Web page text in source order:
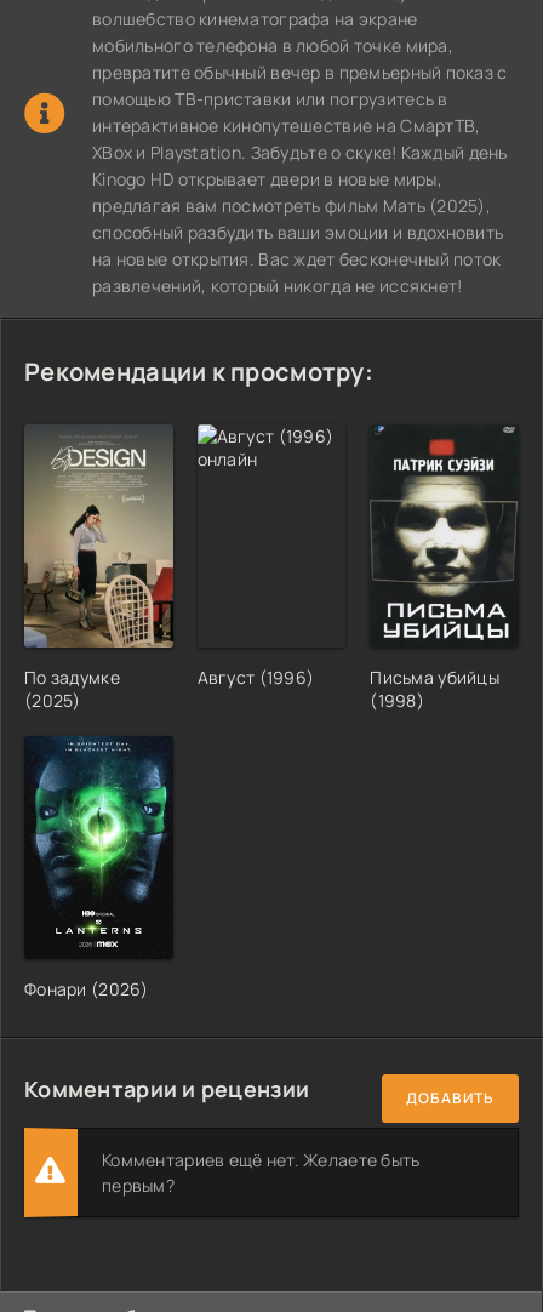
волшебство кинематографа на экране
мобильного телефона в любой точке мира,
превратите обычный вечер в премьерный показ с
помощью ТВ-приставки или погрузитесь в
интерактивное кинопутешествие на СмартТВ,
XBox и Playstation. Забудьте о скуке! Каждый день
Kinogo HD открывает двери в новые миры,
предлагая вам посмотреть фильм Мать (2025),
способный разбудить ваши эмоции и вдохновить
на новые открытия. Вас ждет бесконечный поток
развлечений, который никогда не иссякнет!
Рекомендации к просмотру:
По задумке
(2025)
Август (1996)
Письма убийцы
(1998)
Фонари (2026)
Комментарии и рецензии ДОБАВИТЬ
Комментариев ещё нет. Желаете быть
первым?